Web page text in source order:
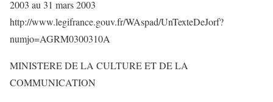
2003 au 31 mars 2003
http://www.legifrance.gouv.fr/WAspad/UnTexteDeJorf?
numjo=AGRM0300310A
MINISTERE DE LA CULTURE ET DE LA
COMMUNICATION